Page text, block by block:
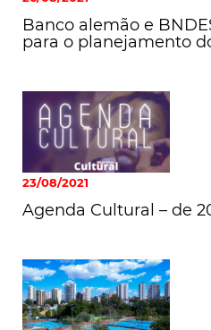
Banco alemão e
para o planejamento
23/08/2021
Agenda Cultural – de